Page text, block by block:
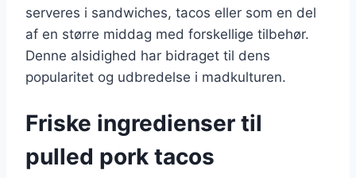
serveres i sandwiches, tacos eller som en del
af en større middag med forskellige tilbehør.
Denne alsidighed har bidraget til dens
popularitet og udbredelse i madkulturen.
Friske ingredienser til
pulled pork tacos